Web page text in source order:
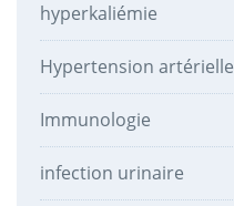
hyperkaliémie
Hypertension artérielle
Immunologie
infection urinaire